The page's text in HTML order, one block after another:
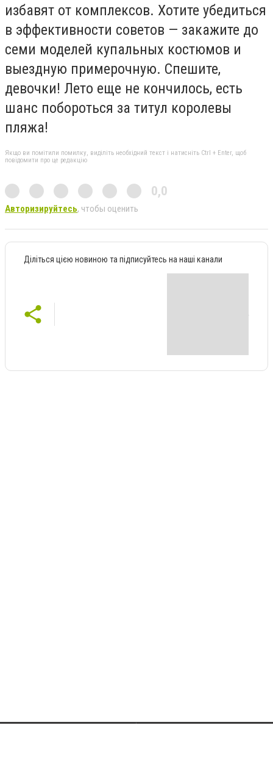
избавят от комплексов. Хотите убедиться
в эффективности советов — закажите до
семи моделей купальных костюмов и
выездную примерочную. Спешите,
девочки! Лето еще не кончилось, есть
шанс побороться за титул королевы
пляжа!
Якщо ви помітили помилку, виділіть необхідний текст і натисніть Ctrl + Enter, щоб
повідомити про це редакцію
0,0
Авторизируйтесь, чтобы оценить
Діліться цією новиною та підписуйтесь на наші канали